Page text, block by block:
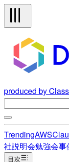
produced by
TrendingAWS
社説明会勉強会事
目次